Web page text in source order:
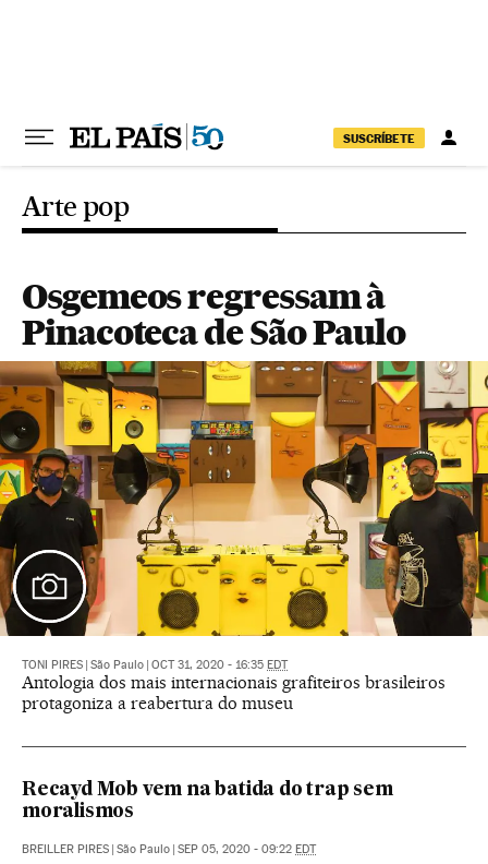
SUSCRÍBETE
Arte pop
Osgemeos regressam à
Pinacoteca de São Paulo
TONI PIRES São Paulo OCT 31, 2020 - 16:35 EDT
Antologia dos mais internacionais grafiteiros brasileiros
protagoniza a reabertura do museu
Recayd Mob vem na batida do trap sem
moralismos
BREILLER PIRES São Paulo SEP 05, 2020 - 09:22 EDT